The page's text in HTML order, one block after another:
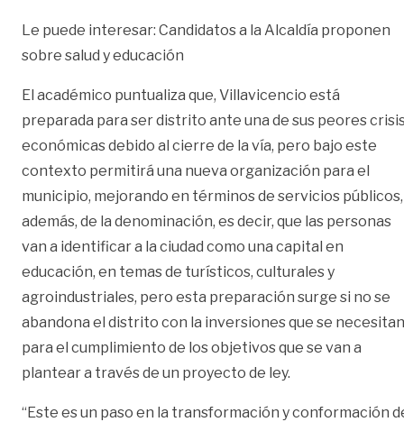
Le puede interesar: Candidatos a la Alcaldía proponen
sobre salud y educación
El académico puntualiza que, Villavicencio está
preparada para ser distrito ante una de sus peores
económicas debido al cierre de la vía, pero bajo este
contexto permitirá una nueva organización para el
municipio, mejorando en términos de servicios públicos,
además, de la denominación, es decir, que las personas
van a identificar a la ciudad como una capital en
educación, en temas de turísticos, culturales y
agroindustriales, pero esta preparación surge si no se
abandona el distrito con la inversiones que se necesitan
para el cumplimiento de los objetivos que se van a
plantear a través de un proyecto de ley.
“Este es un paso en la transformación y conformación